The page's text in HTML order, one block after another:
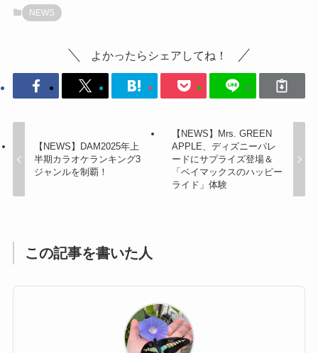
NEWS
よかったらシェアしてね！
【NEWS】DAM2025年上
半期カラオケランキング3
ジャンルを制覇！
【NEWS】Mrs. GREEN
APPLE、ディズニーパレ
ードにサプライズ登場＆
「ベイマックスのハッピー
ライド」体験
この記事を書いた人